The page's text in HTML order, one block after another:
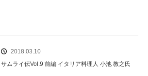
2018.03.10
サムライ伝Vol.9 前編 イタリア料理人 小池 教之氏